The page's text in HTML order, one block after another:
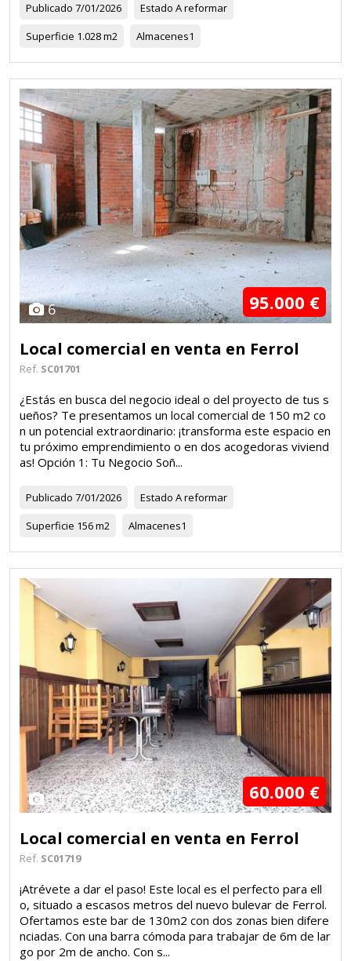
Publicado 7/01/2026 Estado A reformar
Superficie 1.028 m2 Almacenes1
6 95.000 €
Local comercial en venta en Ferrol
Ref. SC01701
¿Estás en busca del negocio ideal o del proyecto de tus s
ueños? Te presentamos un local comercial de 150 m2 co
n un potencial extraordinario: ¡transforma este espacio en
tu próximo emprendimiento o en dos acogedoras viviend
as! Opción 1: Tu Negocio Soñ...
Publicado 7/01/2026 Estado A reformar
Superficie 156 m2 Almacenes1
11 60.000 €
Local comercial en venta en Ferrol
Ref. SC01719
¡Atrévete a dar el paso! Este local es el perfecto para ell
o, situado a escasos metros del nuevo bulevar de Ferrol.
Ofertamos este bar de 130m2 con dos zonas bien difere
nciadas. Con una barra cómoda para trabajar de 6m de lar
go por 2m de ancho. Con s...